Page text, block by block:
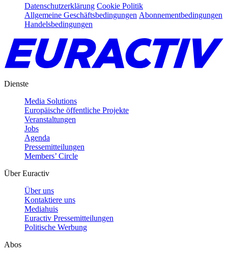
Datenschutzerklärung Cookie Politik
Allgemeine Geschäftsbedingungen Abonnementbedingungen
Handelsbedingungen
Dienste
Media Solutions
Europäische öffentliche Projekte
Veranstaltungen
Jobs
Agenda
Pressemitteilungen
Members’ Circle
Über Euractiv
Über uns
Kontaktiere uns
Mediahuis
Euractiv Pressemitteilungen
Politische Werbung
Abos